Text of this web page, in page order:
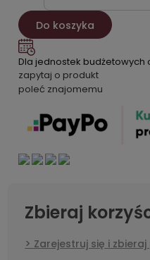
Do koszyka
Dla jednostek
zapytaj o produkt
poleć znajomemu
Zbieraj
Zarejestruj się i